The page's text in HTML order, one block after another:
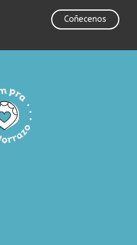
Coñecenos